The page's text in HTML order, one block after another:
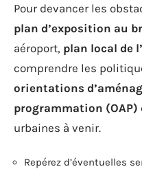
Pour devancer les
plan d’exposition au
aéroport, plan local de
comprendre les
orientations
programmation (OAP)
urbaines à venir.
Repérez d’éventuelles